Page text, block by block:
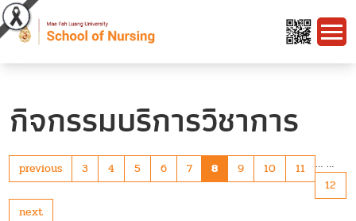
กิจกรรมบริการวิชาการ
previous …
3 4 5 6 7 8 9 10
11
12
…
next